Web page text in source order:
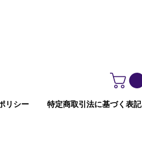
リシー 特定商取引法に基づく表記